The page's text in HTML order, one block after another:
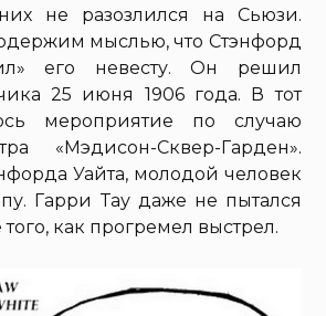
не разозлился на Сьюзи.
одержим мыслью, что Стэнфорд
его невесту. Он решил
25 июня 1906 года. В тот
мероприятие по случаю
«Мэдисон-Сквер-Гарден».
Уайта, молодой человек
Гарри Тау даже не пытался
как прогремел выстрел.